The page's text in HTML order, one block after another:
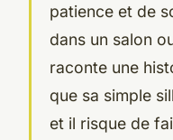
patience et de
dans un salon
raconte une
que sa simple
et il risque de